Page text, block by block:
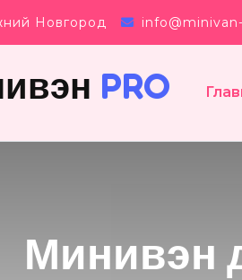
Новгород
PRO
Минивэн